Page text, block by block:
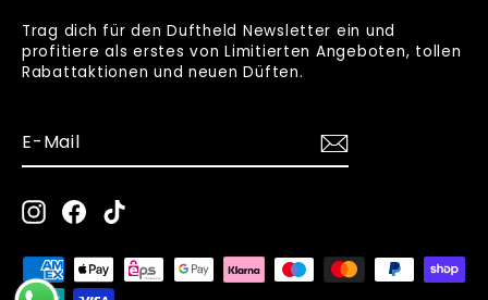
Trag dich für den Duftheld Newsletter ein und
profitiere als erstes von Limitierten Angeboten, tollen
Rabattaktionen und neuen Düften.
MAIL
Instagram
Facebook